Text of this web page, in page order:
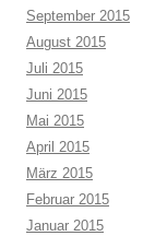
September 2015
August 2015
Juli 2015
Juni 2015
Mai 2015
April 2015
März 2015
Februar 2015
Januar 2015